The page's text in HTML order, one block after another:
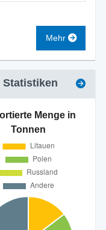
Mehr
Menge in
Tonnen